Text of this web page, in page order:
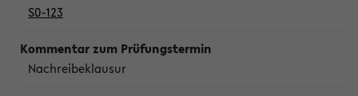
S0-123
Nachreibeklausur